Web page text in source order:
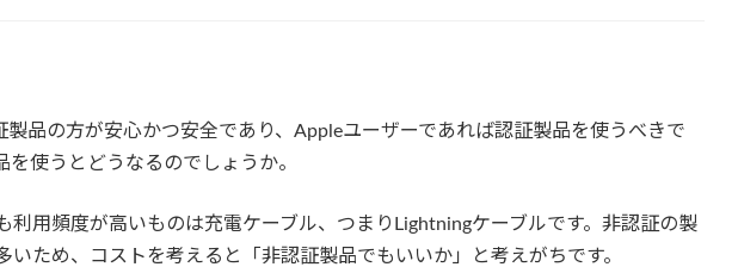
製品の方が安心かつ安全であり、Appleユーザーであれば認証製品を使うべきで
を使うとどうなるのでしょうか。
利用頻度が高いものは充電ケーブル、つまりLightningケーブルです。非認証の製
いため、コストを考えると「非認証製品でもいいか」と考えがちです。